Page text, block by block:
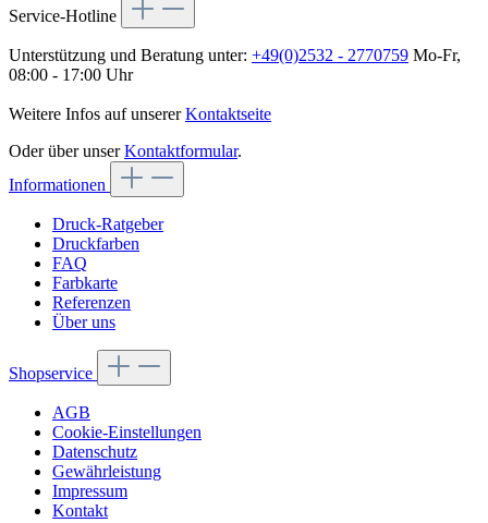
Service-Hotline
Unterstützung und Beratung unter: +49(0)2532 - 2770759 Mo-Fr,
08:00 - 17:00 Uhr
Weitere Infos auf unsererKontaktseite
Oder über unserKontaktformular.
Informationen
Druck-Ratgeber
Druckfarben
FAQ
Farbkarte
Referenzen
Über uns
Shopservice
AGB
Cookie-Einstellungen
Datenschutz
Gewährleistung
Impressum
Kontakt